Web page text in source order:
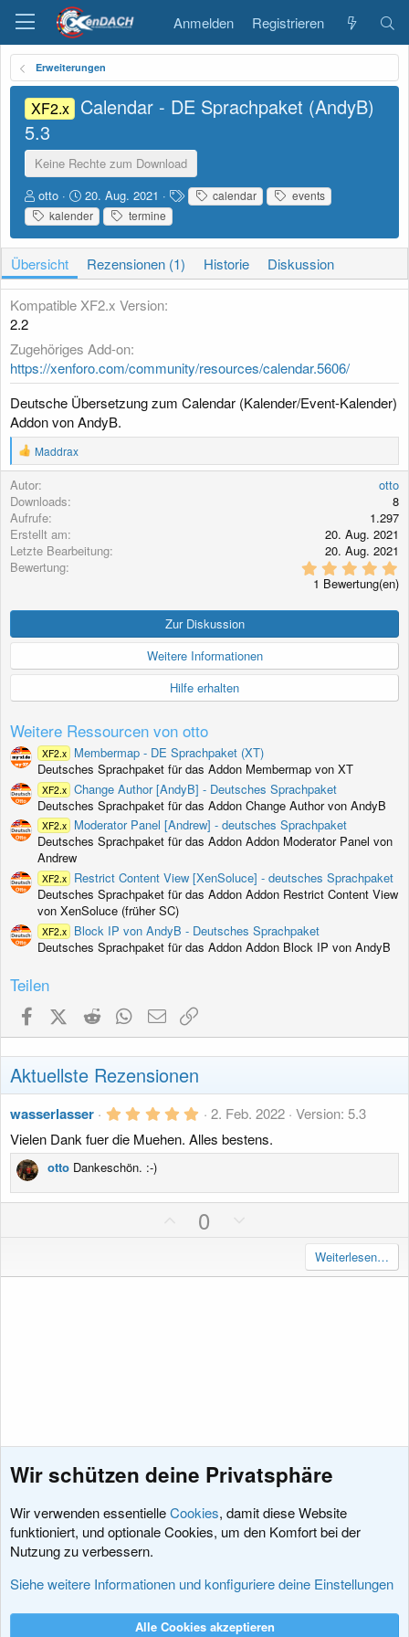
Anmelden Registrieren
Erweiterungen
XF2.x Calendar - DE Sprachpaket (AndyB)
5.3
Keine Rechte zum Download
A
u
t
o
r
otto
D
a
t
u
m
E
r
s
l
n
g
20. Aug. 2021
S
c
l
g
w
calendar
events
kalender
termine
Übersicht Rezensionen (1) Historie Diskussion
Kompatible XF2.x Version
2.2
Zugehöriges Add-on
https://xenforo.com/community/resources/calendar.5606/
Deutsche Übersetzung zum Calendar (Kalender/Event-Kalender)
Addon von AndyB.
R
e
k
t
i
o
n
e
Maddrax
Autor
otto
Downloads
8
Aufrufe
1.297
Erstellt am
20. Aug. 2021
Letzte Bearbeitung
20. Aug. 2021
Bewertung
,
0
t
e
n
e
1 Bewertung(en)
Zur Diskussion
Weitere Informationen
Hilfe erhalten
Weitere Ressourcen von otto
XF2.x
Membermap - DE Sprachpaket (XT)
Deutsches Sprachpaket für das Addon Membermap von XT
XF2.x Change Author [AndyB] - Deutsches Sprachpaket
Deutsches Sprachpaket für das Addon Change Author von AndyB
XF2.x
Moderator Panel [Andrew] - deutsches Sprachpaket
Deutsches Sprachpaket für das Addon Addon Moderator Panel von
Andrew
XF2.x
Restrict Content View [XenSoluce] - deutsches Sprachpaket
Deutsches Sprachpaket für das Addon Addon Restrict Content View
von XenSoluce (früher SC)
XF2.x
Block IP von AndyB - Deutsches Sprachpaket
Deutsches Sprachpaket für das Addon Addon Block IP von AndyB
Teilen
FacebookX (Twitter)
Reddit WhatsApp
E-Mail
Aktuellste Rezensionen
wasserlasser 5
0
0
e
r
n
(
2. Feb. 2022 Version: 5.3
Vielen Dank fuer die Muehen. Alles bestens.
otto Dankeschön. :-)
i
i
m
e
0
a
i
m
e
Weiterlesen…
Erweiterungen
Wir schützen deine Privatsphäre
Wir verwenden essentielleCookies, damit diese Website
funktioniert, und optionale Cookies, um den Komfort bei der
Nutzung zu verbessern.
Siehe weitere Informationen und konfiguriere deine Einstellungen
Alle Cookies akzeptieren